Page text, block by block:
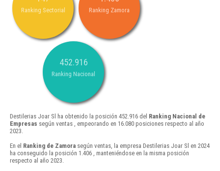
Ranking Sectorial Ranking Zamora
452.916
Ranking Nacional
Destilerias Joar Sl ha obtenido la posición 452.916 del Ranking Nacional de
Empresas según ventas , empeorando en 16.080 posiciones respecto al año
2023.
En el Ranking de Zamora según ventas, la empresa Destilerias Joar Sl en 2024
ha conseguido la posición 1.406 , manteniéndose en la misma posición
respecto al año 2023.